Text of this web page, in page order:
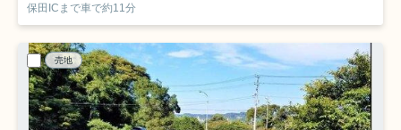
保田ICまで車で約11分
売地